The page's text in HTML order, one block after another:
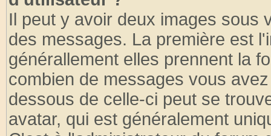
Il peut y avoir deux images sous
des messages. La première est
générallement elles prennent la
combien de messages vous
dessous de celle-ci peut se
avatar, qui est généralement